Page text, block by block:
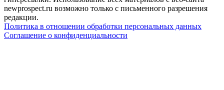
newprospect.ru возможно только с письменного разрешения
редакции.
Политика в отношении обработки персональных данных
Соглашение о конфиденциальности